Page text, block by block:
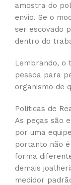
amostra do
envio. Se o
ser escovado
dentro do
Lembrando, o
pessoa para
organismo de
Politicas de
As peças são
por uma
portanto não
forma
demais
medidor